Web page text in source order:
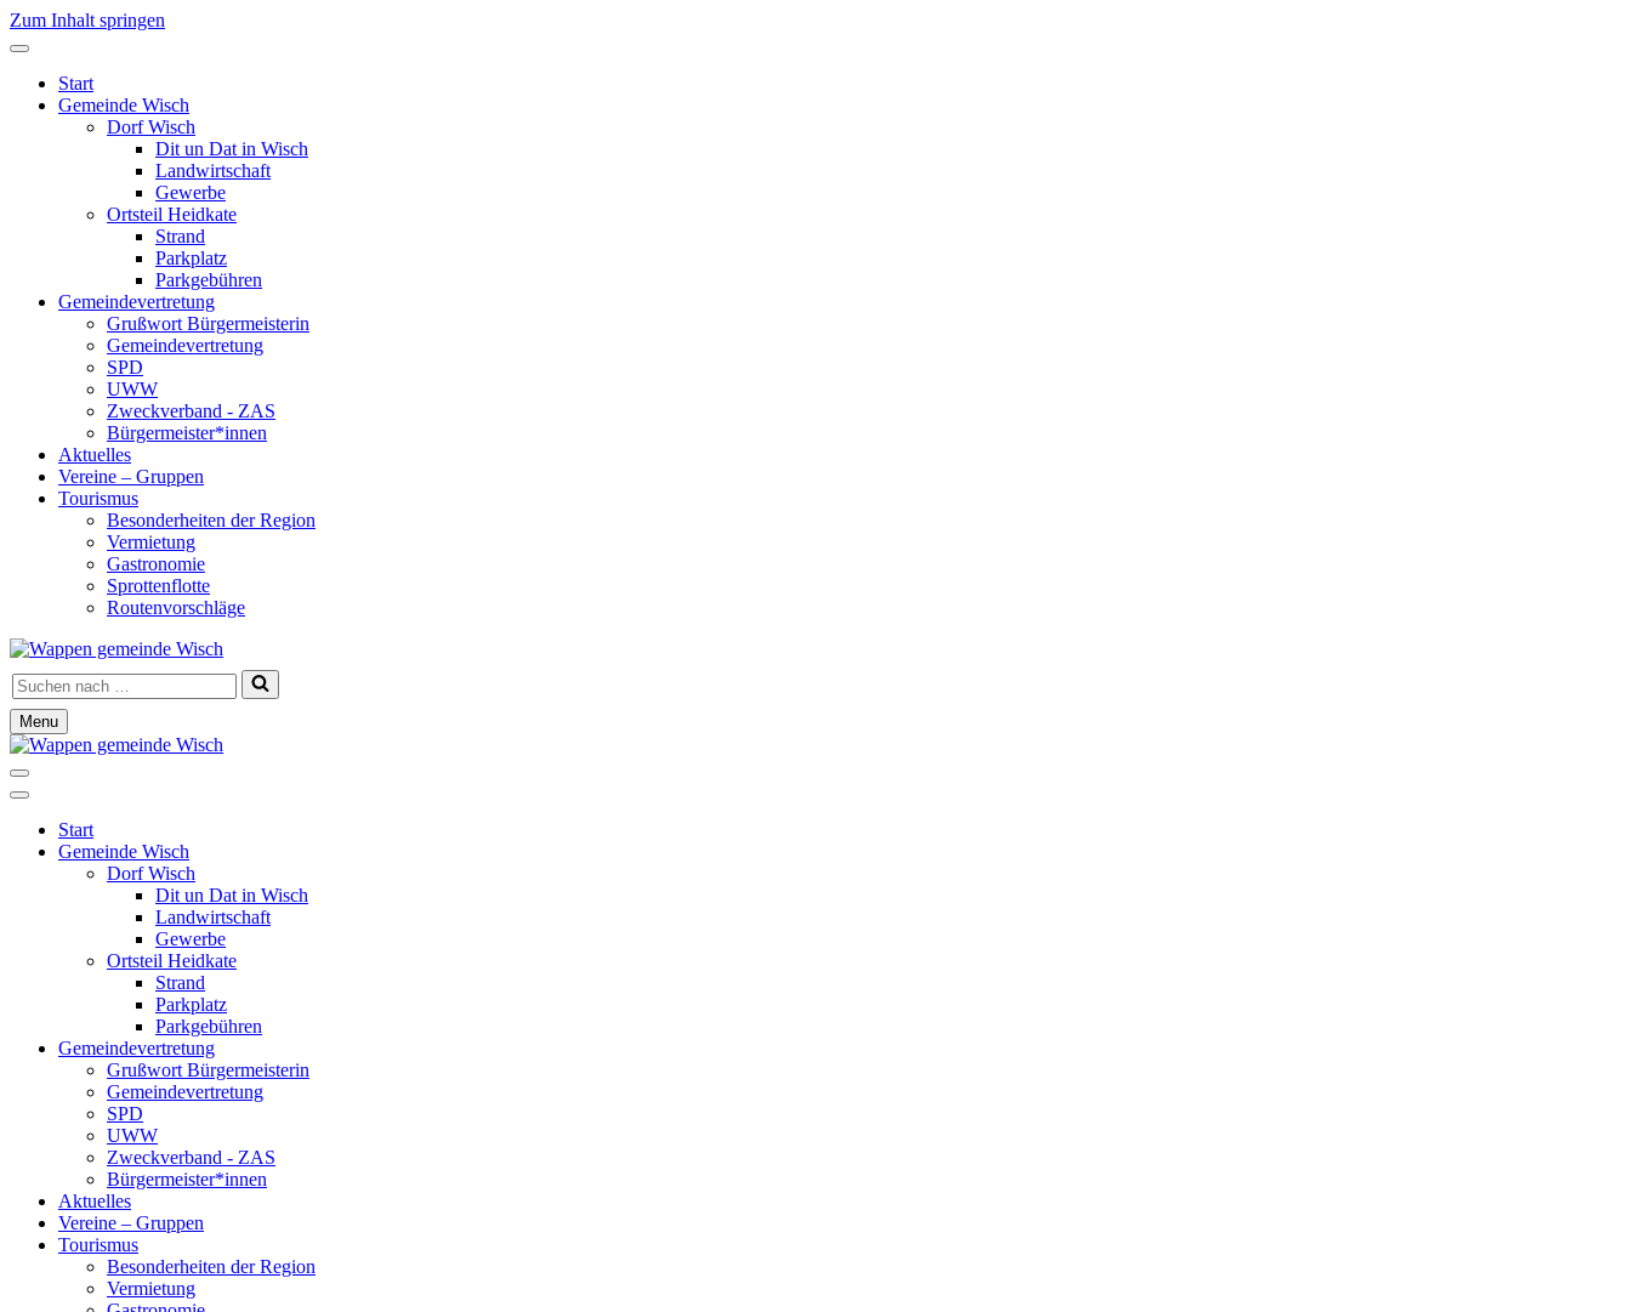
Zum Inhalt springen
Start
Gemeinde Wisch
Dorf Wisch
Dit un Dat in Wisch
Landwirtschaft
Gewerbe
Ortsteil Heidkate
Strand
Parkplatz
Parkgebühren
Gemeindevertretung
Grußwort Bürgermeisterin
Gemeindevertretung
SPD
UWW
Zweckverband - ZAS
Bürgermeister*innen
Aktuelles
Vereine – Gruppen
Tourismus
Besonderheiten der Region
Vermietung
Gastronomie
Sprottenflotte
Routenvorschläge
Suchen
nach …
Menu
Navigationsmenü
Navigationsmenü
Start
Gemeinde Wisch
Dorf Wisch
Dit un Dat in Wisch
Landwirtschaft
Gewerbe
Ortsteil Heidkate
Strand
Parkplatz
Parkgebühren
Gemeindevertretung
Grußwort Bürgermeisterin
Gemeindevertretung
SPD
UWW
Zweckverband - ZAS
Bürgermeister*innen
Aktuelles
Vereine – Gruppen
Tourismus
Besonderheiten der Region
Vermietung